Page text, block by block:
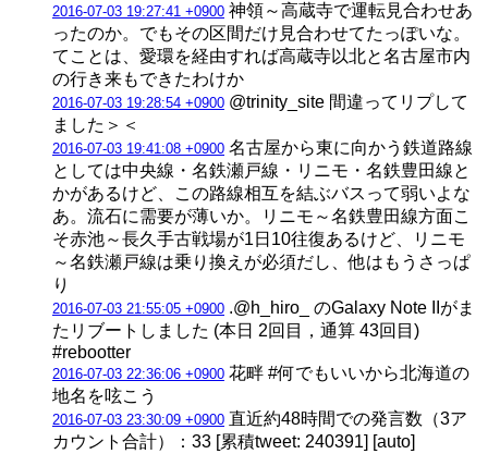
2016-07-03 19:27:41 +0900 神領～高蔵寺で運転見合わせあ
ったのか。でもその区間だけ見合わせてたっぽいな。
てことは、愛環を経由すれば高蔵寺以北と名古屋市内
の行き来もできたわけか
2016-07-03 19:28:54 +0900 @trinity_site 間違ってリプして
ました＞＜
2016-07-03 19:41:08 +0900 名古屋から東に向かう鉄道路線
としては中央線・名鉄瀬戸線・リニモ・名鉄豊田線と
かがあるけど、この路線相互を結ぶバスって弱いよな
あ。流石に需要が薄いか。リニモ～名鉄豊田線方面こ
そ赤池～長久手古戦場が1日10往復あるけど、リニモ
～名鉄瀬戸線は乗り換えが必須だし、他はもうさっぱ
り
2016-07-03 21:55:05 +0900 .@h_hiro_ のGalaxy Note IIがま
たリブートしました (本日 2回目，通算 43回目)
#rebootter
2016-07-03 22:36:06 +0900 花畔 #何でもいいから北海道の
地名を呟こう
2016-07-03 23:30:09 +0900 直近約48時間での発言数（3ア
カウント合計）：33 [累積tweet: 240391] [auto]